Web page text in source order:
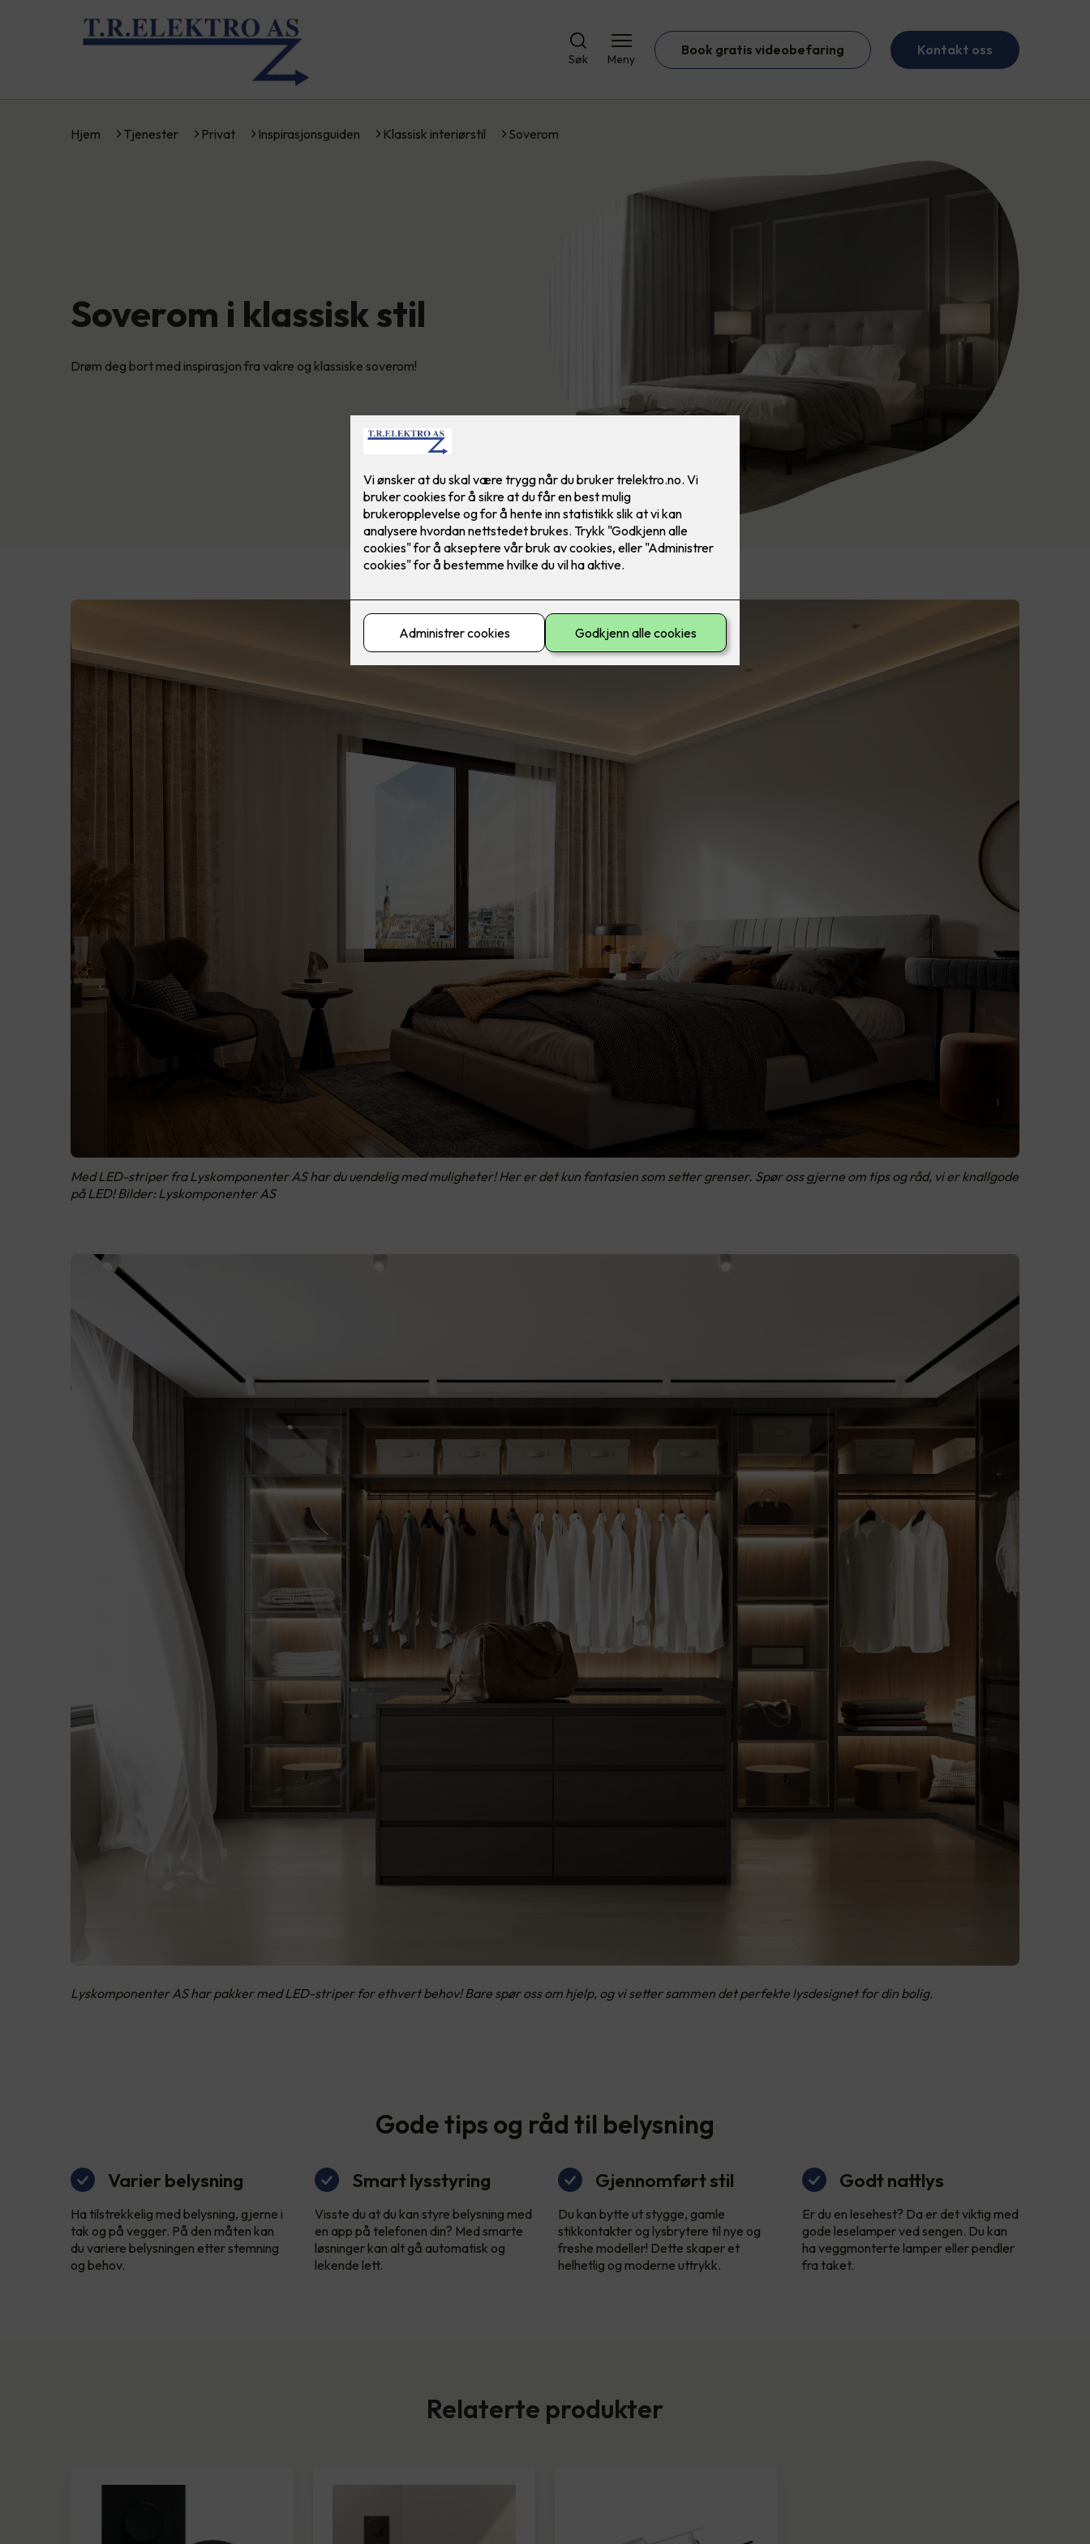
Søk Meny
Book gratis videobefaring Kontakt oss
Hjem Tjenester Privat Inspirasjonsguiden Klassisk interiørstil Soverom
Soverom i klassisk stil
Drøm deg bort med inspirasjon fra vakre og klassiske soverom!
Med LED-striper fra Lyskomponenter AS har du uendelig med muligheter! Her er det kun fantasien som setter grenser. Spør oss gjerne om tips og råd, vi er knallgode
på LED! Bilder: Lyskomponenter AS
Lyskomponenter AS har pakker med LED-striper for ethvert behov! Bare spør oss om hjelp, og vi setter sammen det perfekte lysdesignet for din bolig.
Gode tips og råd til belysning
Varier belysning
Ha tilstrekkelig med belysning, gjerne i
tak og på vegger. På den måten kan
du variere belysningen etter stemning
og behov.
Smart lysstyring
Visste du at du kan styre belysning med
en app på telefonen din? Med smarte
løsninger kan alt gå automatisk og
lekende lett.
Gjennomført stil
Du kan bytte ut stygge, gamle
stikkontakter og lysbrytere til nye og
freshe modeller! Dette skaper et
helhetlig og moderne uttrykk.
Godt nattlys
Er du en lesehest? Da er det viktig med
gode leselamper ved sengen. Du kan
ha veggmonterte lamper eller pendler
fra taket.
Relaterte produkter